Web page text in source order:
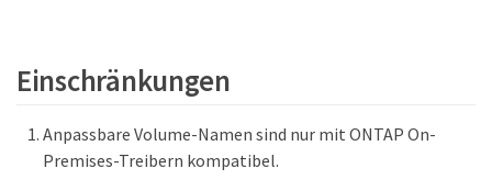
Einschränkungen
Anpassbare Volume-Namen sind nur mit ONTAP On-
Premises-Treibern kompatibel.